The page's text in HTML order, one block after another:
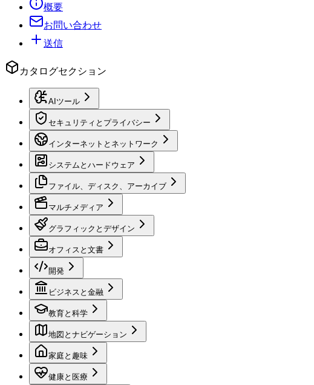
概要
お問い合わせ
送信
カタログセクション
AIツール
セキュリティとプライバシー
インターネットとネットワーク
システムとハードウェア
ファイル、ディスク、アーカイブ
マルチメディア
グラフィックとデザイン
オフィスと文書
開発
ビジネスと金融
教育と科学
地図とナビゲーション
家庭と趣味
健康と医療